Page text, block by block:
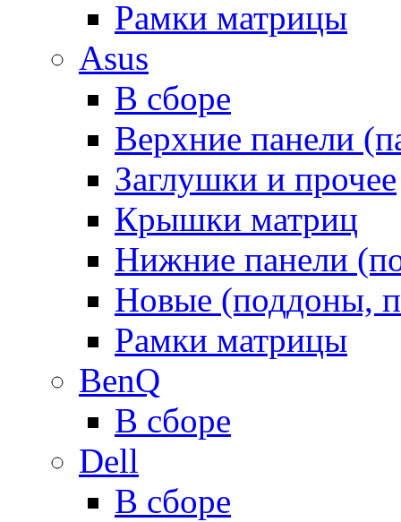
Рамки матрицы
Asus
В сборе
Верхние панели
Заглушки и прочее
Крышки матриц
Нижние панели
Новые (поддоны,
Рамки матрицы
BenQ
В сборе
Dell
В сборе